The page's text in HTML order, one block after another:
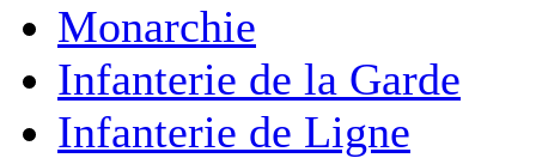
Monarchie
Infanterie de la Garde
Infanterie de Ligne